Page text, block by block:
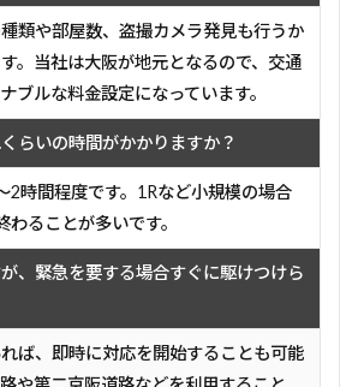
種類や部屋数、盗撮カメラ発見も行うか
。当社は大阪が地元となるので、交通
ブルな料金設定になっています。
らいの時間がかかりますか？
2時間程度です。1Rなど小規模の場合
ることが多いです。
、緊急を要する場合すぐに駆けつけら
れば、即時に対応を開始することも可能